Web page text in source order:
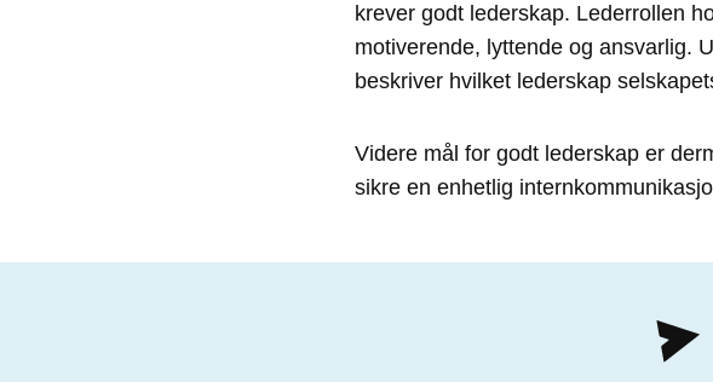
krever godt lederskap. Lederrollen
motiverende, lyttende og ansvarlig.
beskriver hvilket lederskap
Videre mål for godt lederskap er
sikre en enhetlig